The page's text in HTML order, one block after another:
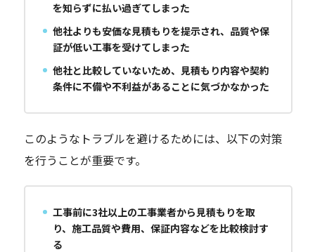
を知らずに払い過ぎてしまった
他社よりも安価な見積もりを提示され、品質や保
証が低い工事を受けてしまった
他社と比較していないため、見積もり内容や契約
条件に不備や不利益があることに気づかなかった
このようなトラブルを避けるためには、以下の対策
を行うことが重要です。
工事前に3社以上の工事業者から見積もりを取
り、施工品質や費用、保証内容などを比較検討す
る